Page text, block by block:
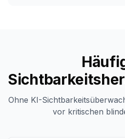
Ohne KI-
vor kritischen